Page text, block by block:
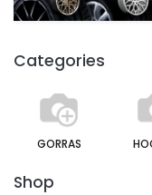
Categories
GORRAS
Shop